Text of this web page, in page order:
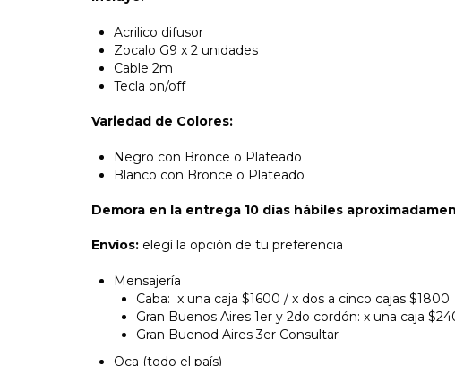
Acrilico difusor
Zocalo G9 x 2 unidades
Cable 2m
Tecla on/off
Variedad de Colores:
Negro con Bronce o Plateado
Blanco con Bronce o Plateado
Demora en la entrega 10 días hábiles
Envíos: elegí la opción de tu preferencia
Mensajería
Caba: x una caja $1600 / x dos a cinco cajas $1800
Gran Buenos Aires 1er y 2do cordón: x una caja
Gran Buenod Aires 3er Consultar
Oca (todo el país)